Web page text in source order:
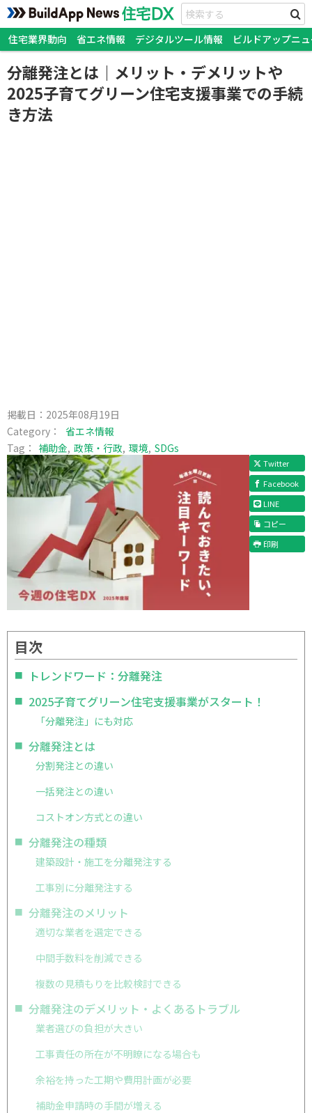
住宅業界動向 省エネ情報 デジタルツール情報 ビルドアップニ
分離発注とは｜メリット・デメリットや
2025子育てグリーン住宅支援事業での手続
き方法
掲載日： 2025年08月19日
Category：
省エネ情報
Tag： 補助金 政策・行政 環境 SDGs
Twitter
Facebook
LINE
コピー
印刷
目次
トレンドワード：分離発注
2025子育てグリーン住宅支援事業がスタート！
「分離発注」にも対応
分離発注とは
分割発注との違い
一括発注との違い
コストオン方式との違い
分離発注の種類
建築設計・施工を分離発注する
工事別に分離発注する
分離発注のメリット
適切な業者を選定できる
中間手数料を削減できる
複数の見積もりを比較検討できる
分離発注のデメリット・よくあるトラブル
業者選びの負担が大きい
工事責任の所在が不明瞭になる場合も
余裕を持った工期や費用計画が必要
補助金申請時の手間が増える